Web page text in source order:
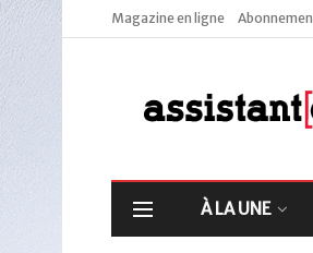
Magazine en ligne
À LA UNE